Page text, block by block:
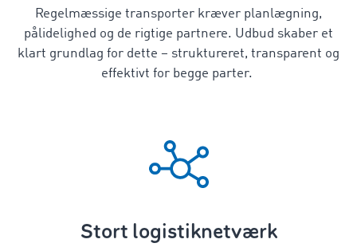
Regelmæssige transporter kræver planlægning,
pålidelighed og de rigtige partnere. Udbud skaber et
klart grundlag for dette – struktureret, transparent og
effektivt for begge parter.
Stort logistiknetværk